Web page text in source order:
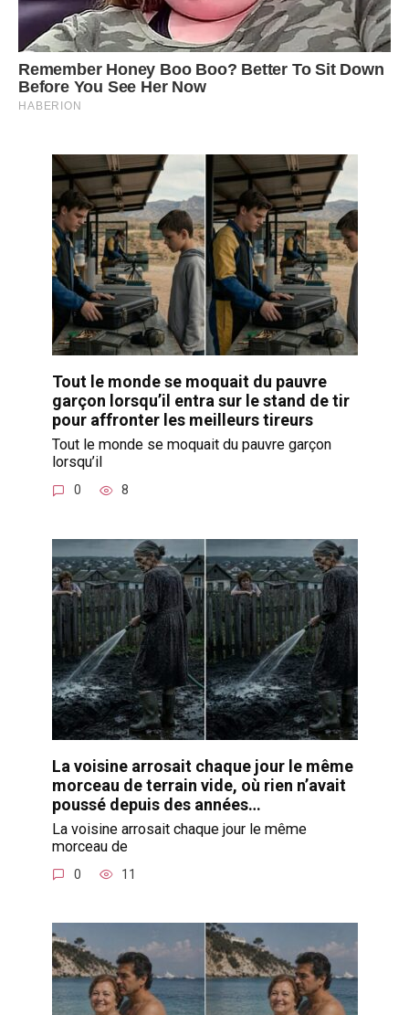
Tout le monde se moquait du pauvre
garçon lorsqu’il entra sur le stand de tir
pour affronter les meilleurs tireurs
Tout le monde se moquait du pauvre garçon
lorsqu’il
0 8
La voisine arrosait chaque jour le même
morceau de terrain vide, où rien n’avait
poussé depuis des années…
La voisine arrosait chaque jour le même
morceau de
0 11